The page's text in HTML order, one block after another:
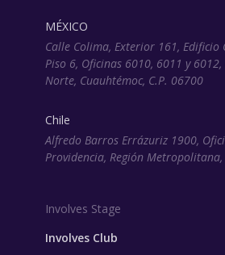
MÉXICO
Calle Colima, Exterior 161, Edificio
Piso 6, Oficinas 6010, 6011 y 6012,
Norte, Cuauhtémoc, C.P. 06700
Chile
Alfredo Barros Errázuriz 1900,
Providencia, Región
Involves Stage
Involves Club